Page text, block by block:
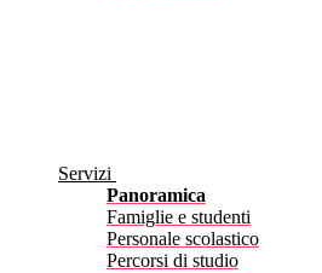
Servizi
Panoramica
Famiglie e studenti
Personale scolastico
Percorsi di studio